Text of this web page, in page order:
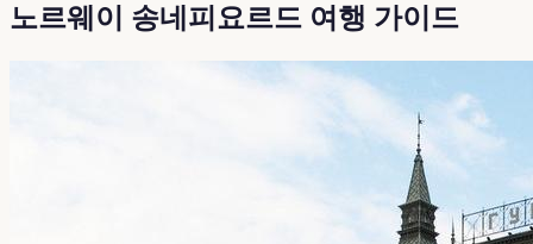
노르웨이 송네피요르드 여행 가이드